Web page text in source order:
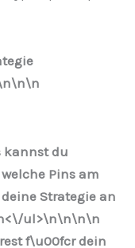
kannst du
Pins am
Strategie an
<\/ul>\n\n\n\n
f\u00fcr dein